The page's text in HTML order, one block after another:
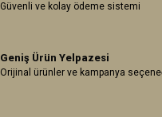
Güvenli ve kolay ödeme sistemi
Geniş Ürün Yelpazesi
Orijinal ürünler ve kampanya